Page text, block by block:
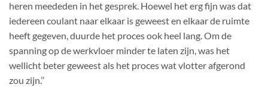
heren meededen in het gesprek. Hoewel het erg fijn was dat
iedereen coulant naar elkaar is geweest en elkaar de ruimte
heeft gegeven, duurde het proces ook heel lang. Om de
spanning op de werkvloer minder te laten zijn, was het
wellicht beter geweest als het proces wat vlotter afgerond
zou zijn.’’